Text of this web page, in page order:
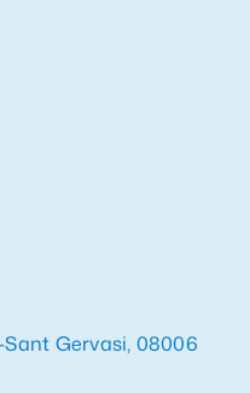
Sant Gervasi, 08006